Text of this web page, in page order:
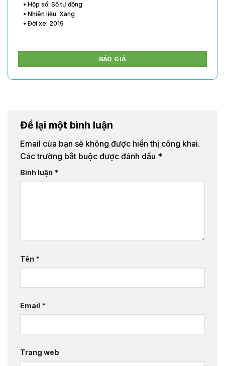
• Hộp số: Số tự động
• Nhiên liệu: Xăng
• Đời xe: 2020
BÁO GIÁ
Để lại một bình luận
Email của bạn sẽ không được hiển thị công khai.
Các trường bắt buộc được đánh dấu *
Bình luận *
Tên *
Email *
Trang web